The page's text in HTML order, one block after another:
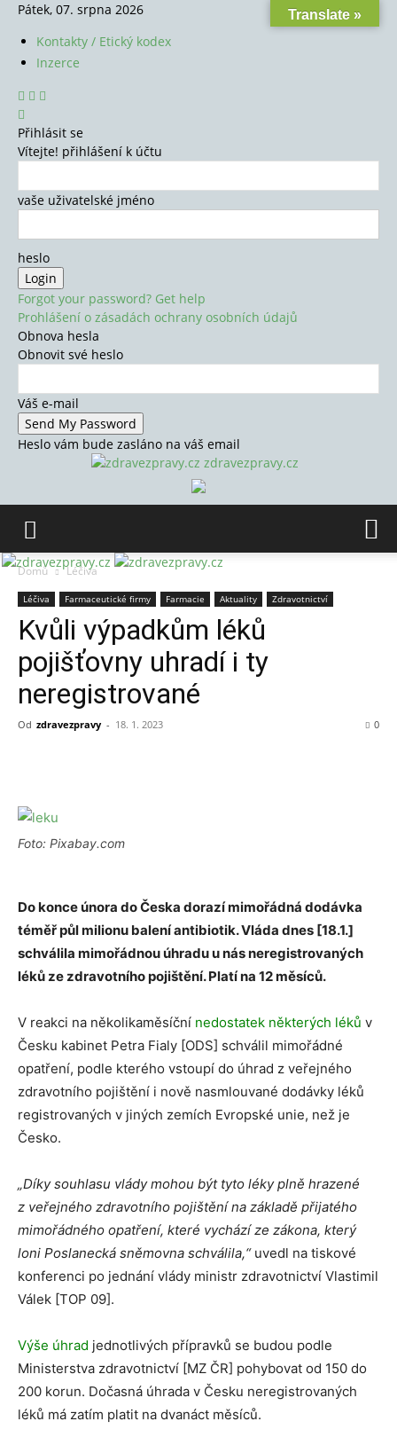
Pátek, 07. srpna 2026
Kontakty / Etický kodex
Inzerce
Přihlásit se
Vítejte! přihlášení k účtu
vaše uživatelské jméno
heslo
Forgot your password? Get help
Prohlášení o zásadách ochrany osobních údajů
Obnova hesla
Obnovit své heslo
Váš e-mail
Heslo vám bude zasláno na váš email
zdravezpravy.cz
Domů Léčiva
Léčiva Farmaceutické firmy Farmacie Aktuality Zdravotnictví
Kvůli výpadkům léků
pojišťovny uhradí i ty
neregistrované
Od zdravezpravy - 18. 1. 2023 0
Foto: Pixabay.com
Do konce února do Česka dorazí mimořádná dodávka
téměř půl milionu balení antibiotik. Vláda dnes [18.1.]
schválila mimořádnou úhradu u nás neregistrovaných
léků ze zdravotního pojištění. Platí na 12 měsíců.
V reakci na několikaměsíční nedostatek některých léků v
Česku kabinet Petra Fialy [ODS] schválil mimořádné
opatření, podle kterého vstoupí do úhrad z veřejného
zdravotního pojištění i nově nasmlouvané dodávky léků
registrovaných v jiných zemích Evropské unie, než je
Česko.
„Díky souhlasu vlády mohou být tyto léky plně hrazené
z veřejného zdravotního pojištění na základě přijatého
mimořádného opatření, které vychází ze zákona, který
loni Poslanecká sněmovna schválila,“ uvedl na tiskové
konferenci po jednání vlády ministr zdravotnictví Vlastimil
Válek [TOP 09].
Výše úhrad jednotlivých přípravků se budou podle
Ministerstva zdravotnictví [MZ ČR] pohybovat od 150 do
200 korun. Dočasná úhrada v Česku neregistrovaných
léků má zatím platit na dvanáct měsíců.
Translate »